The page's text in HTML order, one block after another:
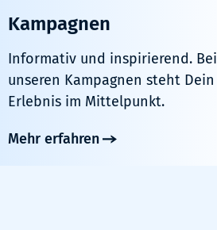
Kampagnen
Informativ und inspirierend. Bei
unseren Kampagnen steht Dein
Erlebnis im Mittelpunkt.
Mehr erfahren